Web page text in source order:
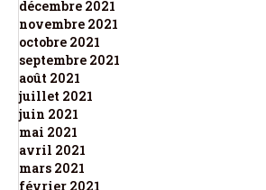
décembre 2021
novembre 2021
octobre 2021
septembre 2021
août 2021
juillet 2021
juin 2021
mai 2021
avril 2021
mars 2021
février 2021